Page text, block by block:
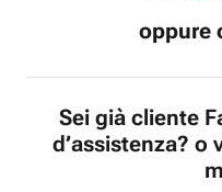
oppure
Sei già cliente
d’assistenza? o